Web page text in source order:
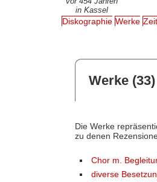
in Kassel
Diskographie Werke
Werke
Die Werke
zu denen
Chor m.
diverse